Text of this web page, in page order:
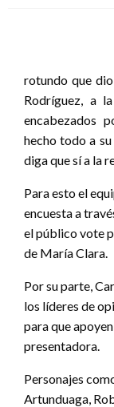
rotundo que
Rodríguez, a
encabezados
hecho todo a
diga que sí a la
Para esto el
encuesta a
el público vote
de María Clara.
Por su parte,
los líderes de
para que
presentadora.
Personajes
Artunduaga,